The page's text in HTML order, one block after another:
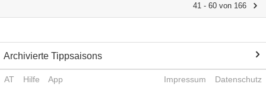
41 - 60 von 166
Archivierte Tippsaisons
AT Hilfe App Impressum Datenschutz